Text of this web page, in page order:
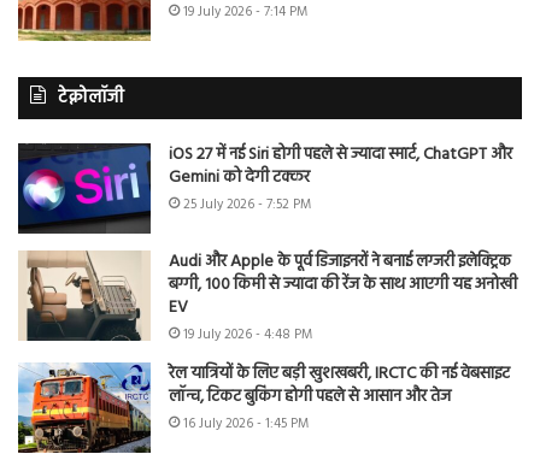
19 July 2026 - 7:14 PM
टेक्नोलॉजी
iOS 27 में नई Siri होगी पहले से ज्यादा स्मार्ट, ChatGPT और
Gemini को देगी टक्कर
25 July 2026 - 7:52 PM
Audi और Apple के पूर्व डिजाइनरों ने बनाई लग्जरी इलेक्ट्रिक
बग्गी, 100 किमी से ज्यादा की रेंज के साथ आएगी यह अनोखी
EV
19 July 2026 - 4:48 PM
रेल यात्रियों के लिए बड़ी खुशखबरी, IRCTC की नई वेबसाइट
लॉन्च, टिकट बुकिंग होगी पहले से आसान और तेज
16 July 2026 - 1:45 PM